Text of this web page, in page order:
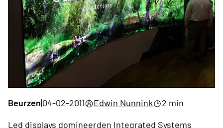
Beurzen|04-02-2011 Edwin Nunnink
2 min
Led displays domineerden Integrated Systems